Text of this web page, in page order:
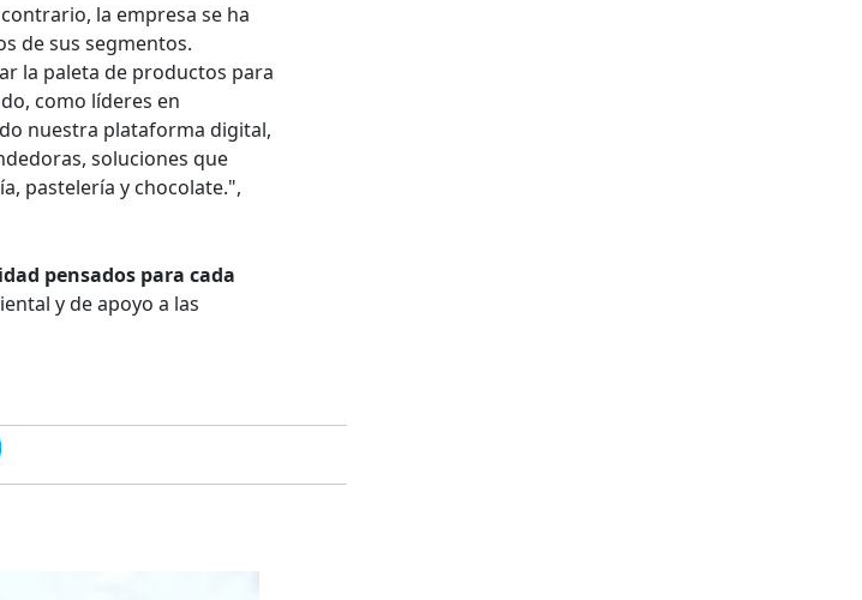
la empresa se ha
de sus segmentos.
la paleta de productos para
como líderes en
nuestra plataforma digital,
soluciones que
pastelería y chocolate.",
pensados para cada
y de apoyo a las